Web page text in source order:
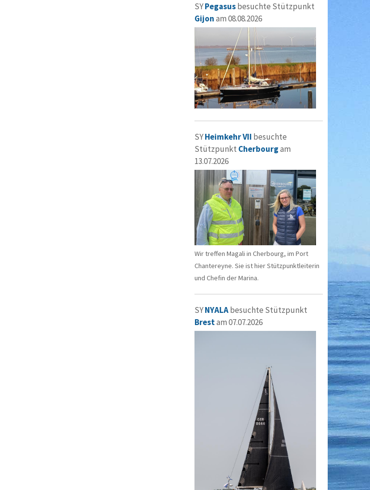
SYPegasusbesuchte Stützpunkt
Gijonam 08.08.2026
SYHeimkehr VII besuchte
Stützpunkt Cherbourgam
13.07.2026
Wir treffen Magali in Cherbourg, im Port
Chantereyne. Sie ist hier Stützpunktleiterin
und Chefin der Marina.
SYNYALAbesuchte Stützpunkt
Brestam 07.07.2026